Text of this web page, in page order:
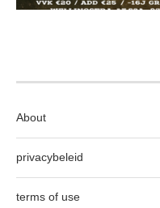
About
privacybeleid
terms of use